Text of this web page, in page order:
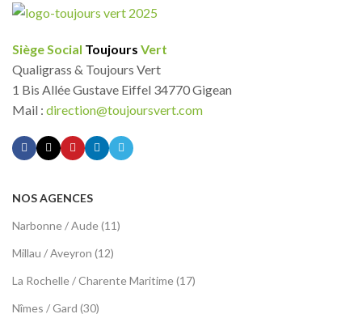
Siège Social Toujours Vert
Qualigrass & Toujours Vert
1 Bis Allée Gustave Eiffel 34770 Gigean
Mail : direction@toujoursvert.com
NOS AGENCES
Narbonne / Aude (11)
Millau / Aveyron (12)
La Rochelle / Charente Maritime (17)
Nîmes / Gard (30)